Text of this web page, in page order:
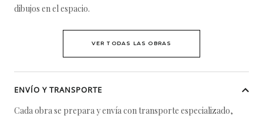
dibujos en el espacio.
VER TODAS LAS OBRAS
ENVÍO Y TRANSPORTE
Cada obra se prepara y envía con transporte especializado,